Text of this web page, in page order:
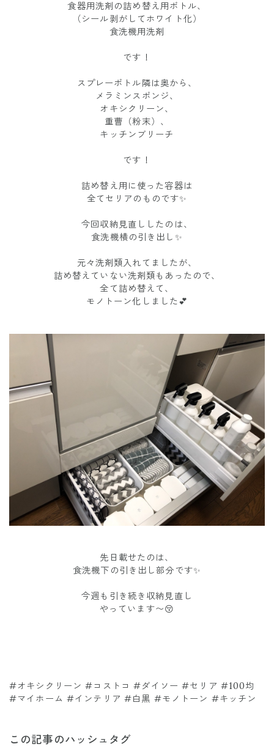
食器用洗剤の詰め替え用ボトル、
（シール剥がしてホワイト化）
食洗機用洗剤
です！
スプレーボトル隣は奥から、
メラミンスポンジ、
オキシクリーン、
重曹（粉末）、
キッチンブリーチ
です！
詰め替え用に使った容器は
全てセリアのものです✨
今回収納見直ししたのは、
食洗機横の引き出し✨
元々洗剤類入れてましたが、
詰め替えていない洗剤類もあったので、
全て詰め替えて、
モノトーン化しました💕
先日載せたのは、
食洗機下の引き出し部分です✨
今週も引き続き収納見直し
やっています〜😚
#オキシクリーン #コストコ #ダイソー #セリア #100均
#マイホーム #インテリア #白黒 #モノトーン #キッチン
この記事のハッシュタグ